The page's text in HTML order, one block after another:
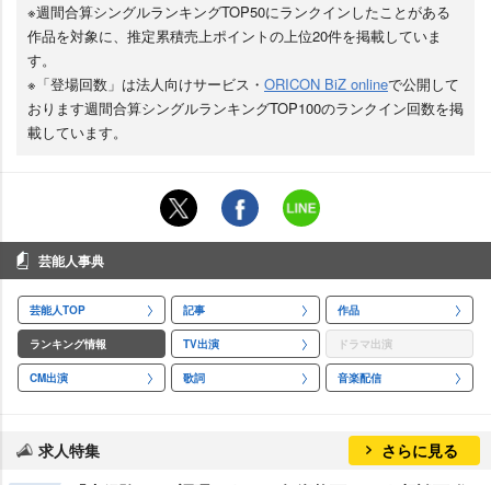
※週間合算シングルランキングTOP50にランクインしたことがある
作品を対象に、推定累積売上ポイントの上位20件を掲載していま
す。
※「登場回数」は法人向けサービス・ ORICON BiZ onlineで公開して
おります週間合算シングルランキングTOP100のランクイン回数を掲
載しています。
芸能人事典
芸能人TOP 記事 作品
ランキング情報 TV出演 ドラマ出演
CM出演 歌詞 音楽配信
求人特集 さらに見る